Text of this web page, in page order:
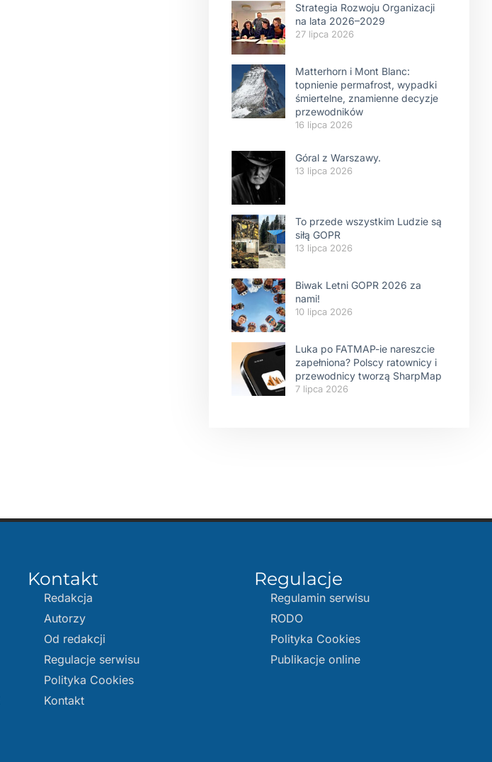
Strategia Rozwoju Organizacji
na lata 2026–2029
27 lipca 2026
Matterhorn i Mont Blanc:
topnienie permafrost, wypadki
śmiertelne, znamienne decyzje
przewodników
16 lipca 2026
Góral z Warszawy.
13 lipca 2026
To przede wszystkim Ludzie są
siłą GOPR
13 lipca 2026
Biwak Letni GOPR 2026 za
nami!
10 lipca 2026
Luka po FATMAP-ie nareszcie
zapełniona? Polscy ratownicy i
przewodnicy tworzą SharpMap
7 lipca 2026
Kontakt
Redakcja
Autorzy
Od redakcji
Regulacje serwisu
Polityka Cookies
Kontakt
Regulacje
Regulamin serwisu
RODO
Polityka Cookies
Publikacje online